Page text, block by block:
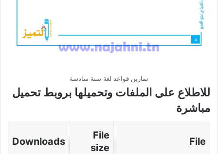
تمارين قواعد لغة سنة سادسة
للاطلاع على الملفات وتحميلها بروبط تحميل
مباشرة
File
File
size
Downloads